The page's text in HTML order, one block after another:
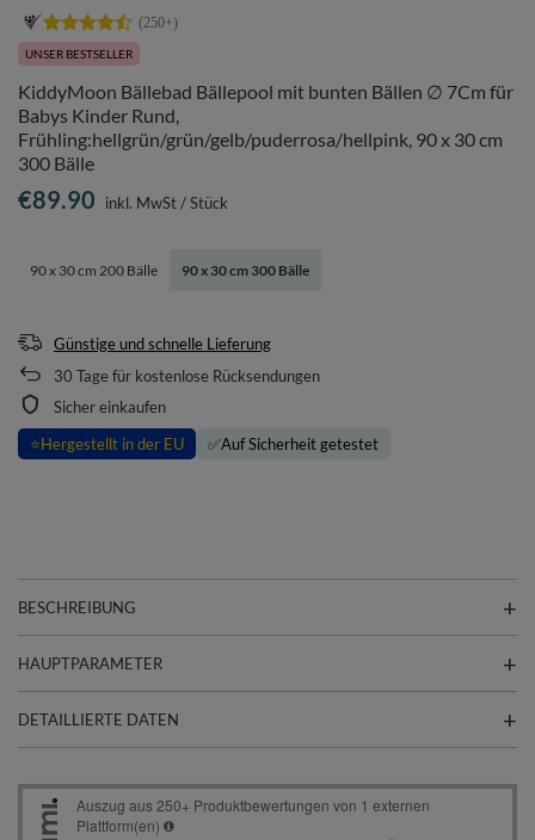
UNSER BESTSELLER
KiddyMoon Bällebad Bällepool mit bunten Bällen ∅ 7Cm für
Babys Kinder Rund,
Frühling:hellgrün/grün/gelb/puderrosa/hellpink, 90 x 30 cm
300 Bälle
90 x 30 cm 200 Bälle 90 x 30 cm 300 Bälle
€89.90 inkl. MwSt/Stück
Günstige und schnelle Lieferung
30 Tage für kostenlose Rücksendungen
Sicher einkaufen
⭐Hergestellt in der EU ✅Auf Sicherheit getestet
BESCHREIBUNG
HAUPTPARAMETER
DETAILLIERTE DATEN